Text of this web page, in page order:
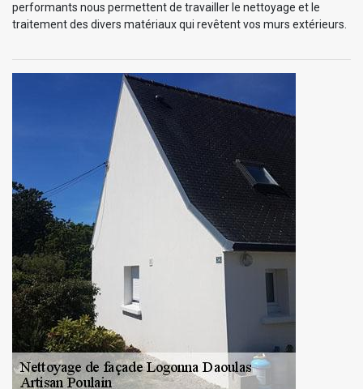
performants nous permettent de travailler le nettoyage et le
traitement des divers matériaux qui revêtent vos murs extérieurs.